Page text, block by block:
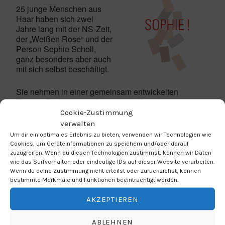
Cookie-Zustimmung
verwalten
Um dir ein optimales Erlebnis zu bieten, verwenden wir Technologien wie
Cookies, um Geräteinformationen zu speichern und/oder darauf
zuzugreifen. Wenn du diesen Technologien zustimmst, können wir Daten
wie das Surfverhalten oder eindeutige IDs auf dieser Website verarbeiten.
Wenn du deine Zustimmung nicht erteilst oder zurückziehst, können
bestimmte Merkmale und Funktionen beeinträchtigt werden.
AKZEPTIEREN
ABLEHNEN
25 junge Menschen aus
Haar haben sich zwei
Jahre lang mit der NS-Zeit,
der „Weißen Rose“ und der
Person Sophie Scholl,
ganz besonders aber auch
mit sich selbst beschäftigt.
Sie nehmen in einer gemeinsam entwickelten
Theater-Performance dabei direkt Kontakt zur mutigen
Widerstandskämpferin auf, zeichnen deren viel zu
kurze Lebenslinie nach und blicken aber nicht nur in
die Vergangenheit. Brücken aus den Biografien der
Weißen Rose zur Lebenswelt der jungen
Darstellerinnen werden geschlagen und in
Gruppenchoreografien umgesetzt. Zusätzlich kommen
dokumentierende gesprochene Texte, darunter auch
viele Originalzitate, zum Einsatz.
Erleben Sie eine außergewöhnliche und sehr